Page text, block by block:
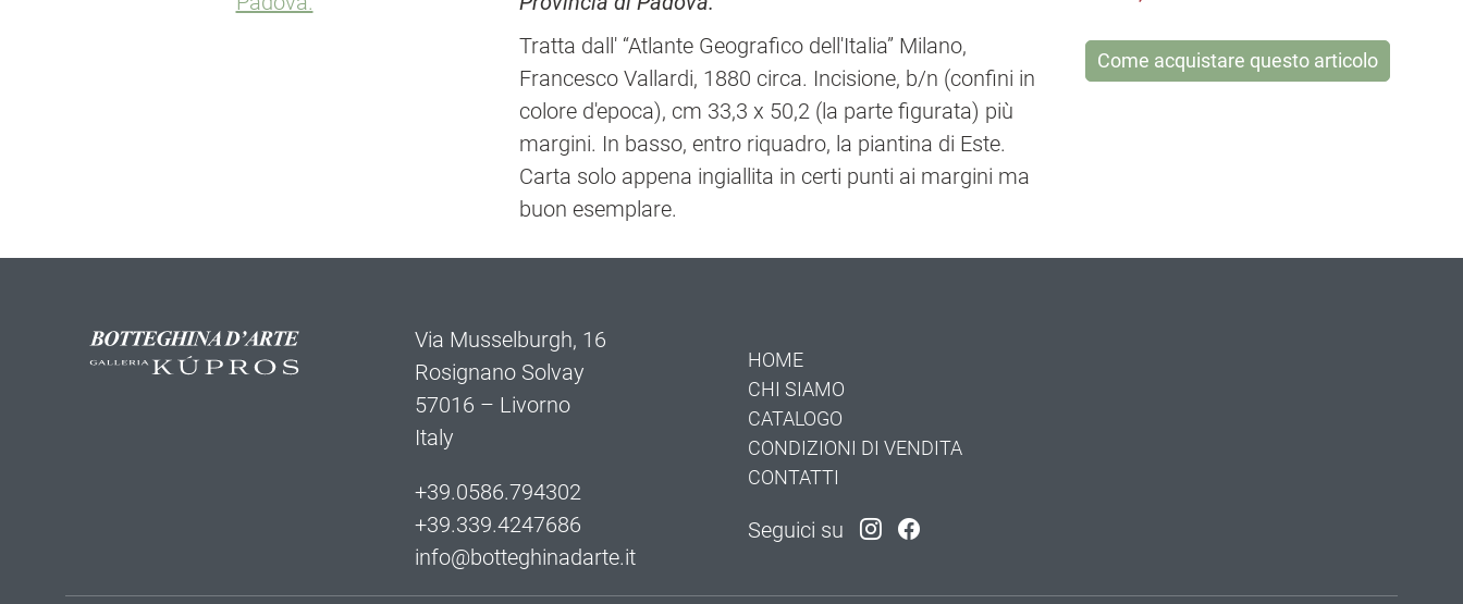
Tratta dall' “Atlante Geografico dell'Italia” Milano,
Francesco Vallardi, 1880 circa. Incisione, b/n (confini in
colore d'epoca), cm 33,3 x 50,2 (la parte figurata) più
margini. In basso, entro riquadro, la piantina di Este.
Carta solo appena ingiallita in certi punti ai margini ma
buon esemplare.
Come acquistare questo articolo
Via Musselburgh, 16
Rosignano Solvay
57016 – Livorno
Italy
+39.0586.794302
+39.339.4247686
info@botteghinadarte.it
HOME
CHI SIAMO
CATALOGO
CONDIZIONI DI VENDITA
CONTATTI
Seguici su